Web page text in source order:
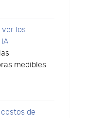
ver los
medibles
de